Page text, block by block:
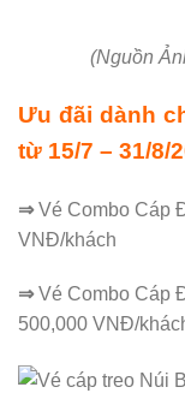
(Nguồn
Ưu đãi dành
từ 15/7 – 31/8/
⇒Vé Combo Cáp
VNĐ/khách
⇒Vé Combo Cáp
500,000 VNĐ/